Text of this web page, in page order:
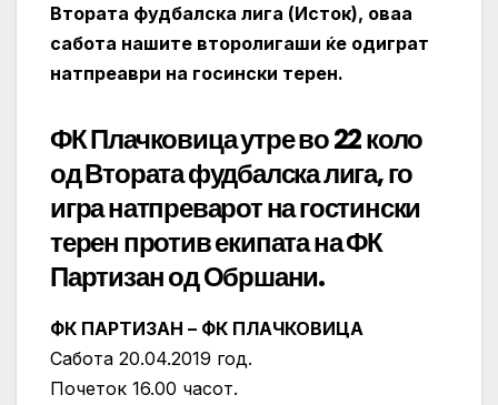
Втората фудбалска лига (Исток), оваа
сабота нашите второлигаши ќе одиграт
натпреаври на госински терен.
ФК Плачковица утре во 22 коло
од Втората фудбалска лига, го
игра натпреварот на гостински
терен против екипата на ФК
Партизан од Обршани.
ФК ПАРТИЗАН – ФК ПЛАЧКОВИЦА
Сабота 20.04.2019 год.
Почеток 16.00 часот.